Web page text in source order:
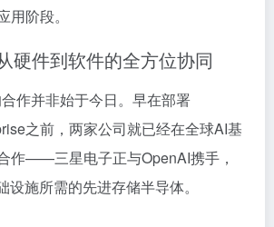
阶段。
硬件到软件的全方位协同
作并非始于今日。早在部署
之前，两家公司就已经在全球AI基
作——三星电子正与OpenAI携手，
设施所需的先进存储半导体。